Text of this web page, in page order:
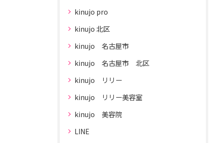
kinujo pro
kinujo 北区
kinujo 名古屋市
kinujo 名古屋市 北区
kinujo リリー
kinujo リリー美容室
kinujo 美容院
LINE